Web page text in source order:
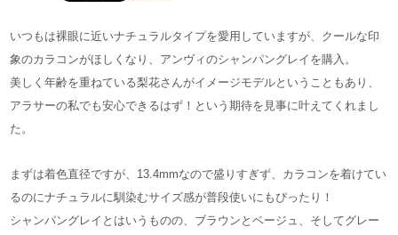
いつもは裸眼に近いナチュラルタイプを愛用していますが、クールな印
象のカラコンがほしくなり、アンヴィのシャンパングレイを購入。
美しく年齢を重ねている梨花さんがイメージモデルということもあり、
アラサーの私でも安心できるはず！という期待を見事に叶えてくれまし
た。
まずは着色直径ですが、13.4mmなので盛りすぎず、カラコンを着けてい
るのにナチュラルに馴染むサイズ感が普段使いにもぴったり！
シャンパングレイとはいうものの、ブラウンとベージュ、そしてグレー